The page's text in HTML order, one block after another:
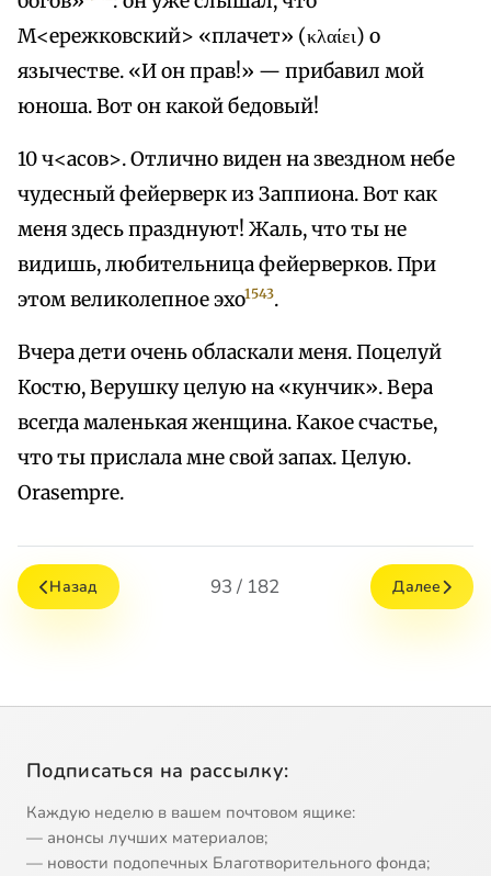
М<ережковский> «плачет» (κλαίει) о
язычестве. «И он прав!» — прибавил мой
юноша. Вот он какой бедовый!
10 ч<асов>. Отлично виден на звездном небе
чудесный фейерверк из Заппиона. Вот как
меня здесь празднуют! Жаль, что ты не
видишь, любительница фейерверков. При
этом великолепное эхо1543.
Вчера дети очень обласкали меня. Поцелуй
Костю, Верушку целую на «кунчик». Вера
всегда маленькая женщина. Какое счастье,
что ты прислала мне свой запах. Целую.
Orasempre.
Назад 93 / 182 Далее
Подписаться на рассылку:
Каждую неделю в вашем почтовом ящике:
— анонсы лучших материалов;
— новости подопечных Благотворительного фонда;